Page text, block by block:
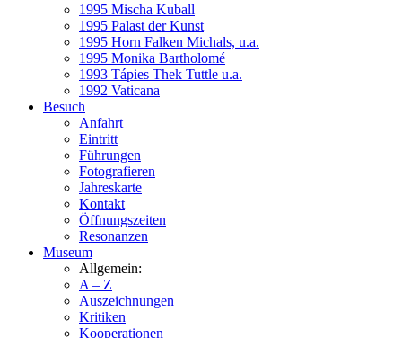
1995 Mischa Kuball
1995 Palast der Kunst
1995 Horn Falken Michals, u.a.
1995 Monika Bartholomé
1993 Tápies Thek Tuttle u.a.
1992 Vaticana
Besuch
Anfahrt
Eintritt
Führungen
Fotografieren
Jahreskarte
Kontakt
Öffnungszeiten
Resonanzen
Museum
Allgemein:
A – Z
Auszeichnungen
Kritiken
Kooperationen